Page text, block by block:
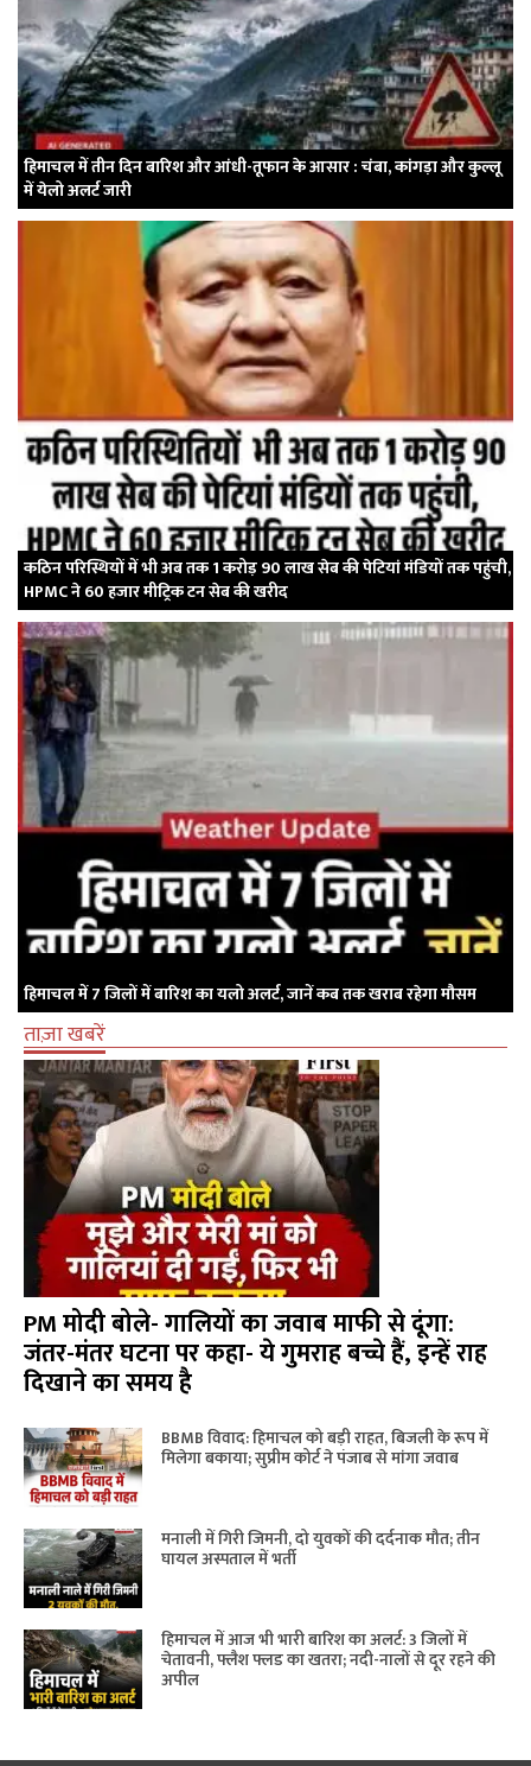
हिमाचल में तीन दिन बारिश और आंधी-तूफान के आसार : चंबा, कांगड़ा और कुल्लू
में येलो अलर्ट जारी
कठिन परिस्थियों में भी अब तक 1 करोड़ 90 लाख सेब की पेटियां मंडियों तक पहुंची,
HPMC ने 60 हजार मीट्रिक टन सेब की खरीद
हिमाचल में 7 जिलों में बारिश का यलो अलर्ट, जानें कब तक खराब रहेगा मौसम
ताज़ा खबरें
PM मोदी बोले- गालियों का जवाब माफी से दूंगा:
जंतर-मंतर घटना पर कहा- ये गुमराह बच्चे हैं, इन्हें राह
दिखाने का समय है
BBMB विवाद: हिमाचल को बड़ी राहत, बिजली के रूप में
मिलेगा बकाया; सुप्रीम कोर्ट ने पंजाब से मांगा जवाब
मनाली में गिरी जिमनी, दो युवकों की दर्दनाक मौत; तीन
घायल अस्पताल में भर्ती
हिमाचल में आज भी भारी बारिश का अलर्ट: 3 जिलों में
चेतावनी, फ्लैश फ्लड का खतरा; नदी-नालों से दूर रहने की
अपील